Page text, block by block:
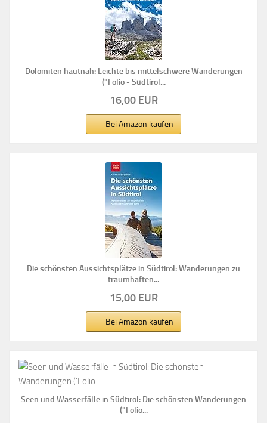
Dolomiten hautnah: Leichte bis mittelschwere Wanderungen
("Folio - Südtirol...
16,00 EUR
Bei Amazon kaufen
Die schönsten Aussichtsplätze in Südtirol: Wanderungen zu
traumhaften...
15,00 EUR
Bei Amazon kaufen
Seen und Wasserfälle in Südtirol: Die schönsten Wanderungen
("Folio...